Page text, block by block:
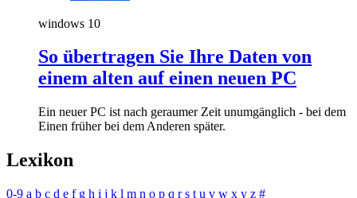
windows 10
So übertragen Sie Ihre Daten von
einem alten auf einen neuen PC
Ein neuer PC ist nach geraumer Zeit unumgänglich - bei dem
Einen früher bei dem Anderen später.
Lexikon
0-9 a b c d e f g h i j k l m n o p q r s t u v w x y z #